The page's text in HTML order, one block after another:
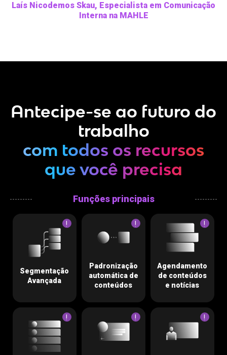
Laís Nicodemos Skau, Especialista em Comunicação
Interna na MAHLE
Antecipe-se ao futuro do
trabalho
com todos os recursos
que você precisa
Funções principais
Segmentação
Avançada
!
Padronização
automática de
conteúdos
!
Agendamento
de conteúdos
e notícias
!
! ! !